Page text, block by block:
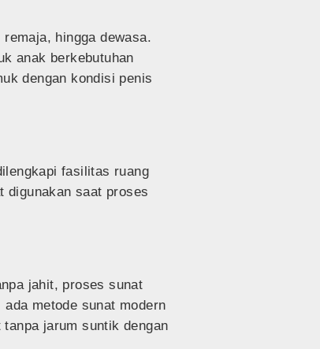
hingga dewasa.
anak berkebutuhan
dengan kondisi penis
fasilitas ruang
digunakan saat proses
jahit, proses sunat
metode sunat modern
tanpa jarum suntik dengan